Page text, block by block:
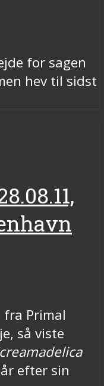
for sagen
hev til sidst
fra Primal
så viste
efter sin